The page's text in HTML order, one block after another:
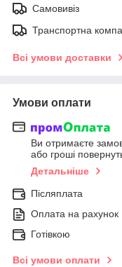
Самовивіз
Транспортна
Всі умови доставки
Умови оплати
Ви отримаєте
або гроші
Детальніше
Післяплата
Оплата на рахунок
Готівкою
Всі умови оплати